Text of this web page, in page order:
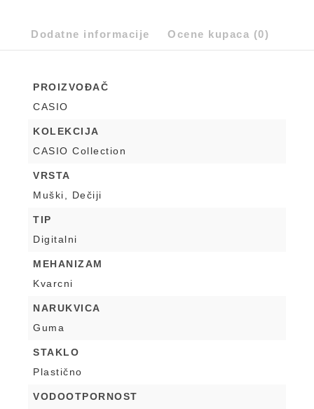
Dodatne informacije Ocene kupaca (0)
PROIZVOĐAČ
CASIO
KOLEKCIJA
CASIO Collection
VRSTA
Muški, Dečiji
TIP
Digitalni
MEHANIZAM
Kvarcni
NARUKVICA
Guma
STAKLO
Plastično
VODOOTPORNOST